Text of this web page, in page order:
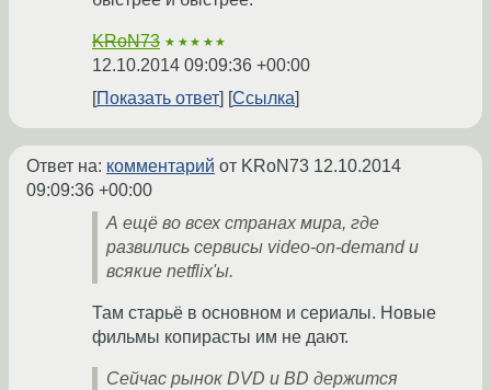
KRoN73 ★★★★★
12.10.2014 09:09:36 +00:00
Показать ответ
Ссылка
Ответ на: комментарий от KRoN73 12.10.2014
09:09:36 +00:00
А ещё во всех странах мира, где
развились сервисы video-on-demand и
всякие netflix'ы.
Там старьё в основном и сериалы. Новые
фильмы копирасты им не дают.
Сейчас рынок DVD и BD держится